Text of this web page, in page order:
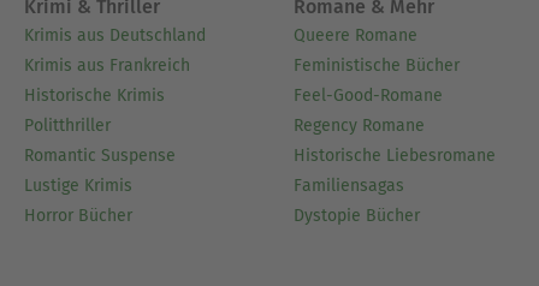
Krimi & Thriller
Krimis aus Deutschland
Krimis aus Frankreich
Historische Krimis
Politthriller
Romantic Suspense
Lustige Krimis
Horror Bücher
Romane & Mehr
Queere Romane
Feministische Bücher
Feel-Good-Romane
Regency Romane
Historische Liebesromane
Familiensagas
Dystopie Bücher